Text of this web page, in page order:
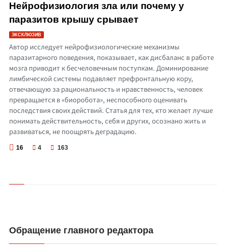
Нейрофизиология зла или почему у
паразитов крышу срывает
ЭКСКЛЮЗИВ
Автор исследует нейрофизиологические механизмы
паразитарного поведения, показывает, как дисбаланс в работе
мозга приводит к бесчеловечным поступкам. Доминирование
лимбической системы подавляет префронтальную кору,
отвечающую за рациональность и нравственность, человек
превращается в «биоробота», неспособного оценивать
последствия своих действий. Статья для тех, кто желает лучше
понимать действительность, себя и других, осознано жить и
развиваться, не поощрять деградацию.
16 4 163
Обращение главного редактора